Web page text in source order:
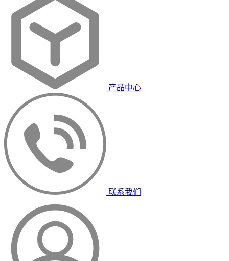
产品中心
联系我们